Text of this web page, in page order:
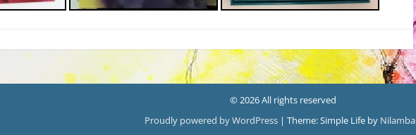
© 2026 All rights reserved
Proudly powered by WordPress | Theme: Simple Life by